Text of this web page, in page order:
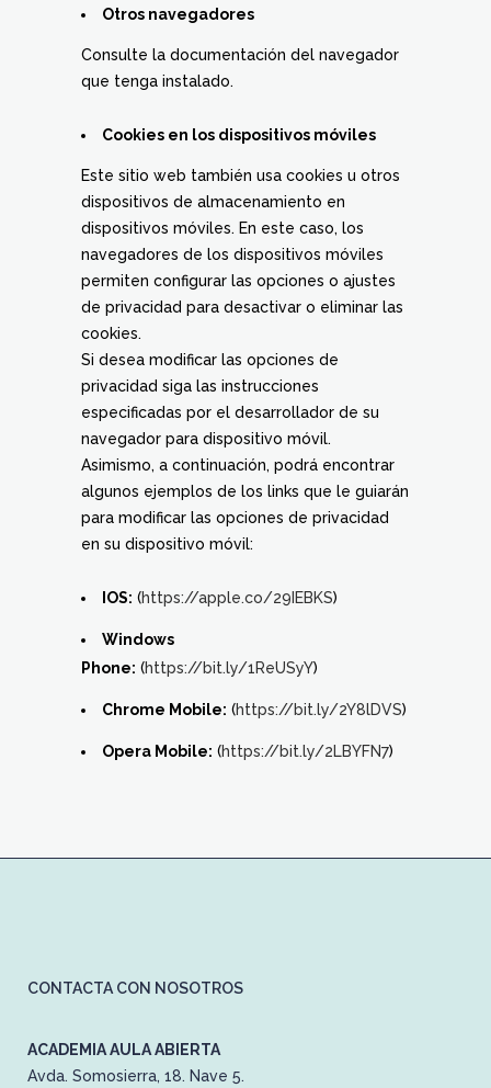
Otros navegadores
Consulte la documentación del navegador
que tenga instalado.
Cookies en los dispositivos móviles
Este sitio web también usa cookies u otros
dispositivos de almacenamiento en
dispositivos móviles. En este caso, los
navegadores de los dispositivos móviles
permiten configurar las opciones o ajustes
de privacidad para desactivar o eliminar las
cookies.
Si desea modificar las opciones de
privacidad siga las instrucciones
especificadas por el desarrollador de su
navegador para dispositivo móvil.
Asimismo, a continuación, podrá encontrar
algunos ejemplos de los links que le guiarán
para modificar las opciones de privacidad
en su dispositivo móvil:
IOS: (https://apple.co/29IEBKS)
Windows
Phone: (https://bit.ly/1ReUSyY)
Chrome Mobile: (https://bit.ly/2Y8lDVS)
Opera Mobile: (https://bit.ly/2LBYFN7)
CONTACTA CON NOSOTROS
ACADEMIA AULA ABIERTA
Avda. Somosierra, 18. Nave 5.